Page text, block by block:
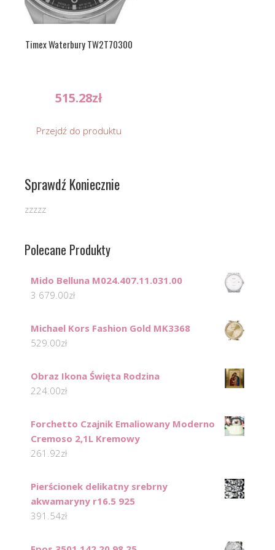
Timex Waterbury TW2T70300
515.28zł
Przejdź do produktu
Sprawdź Koniecznie
zzzzz
Polecane Produkty
Mido Belluna M024.407.11.031.00
3 679.00zł
Michael Kors Fashion Gold MK3368
529.00zł
Obraz Ikona Święta Rodzina
224.00zł
Forchetto Czajnik Emaliowany Moderno
Cremoso 2,1L Kremowy
261.92zł
Pierścionek delikatny srebrny
akwamaryny r16.5 925
391.54zł